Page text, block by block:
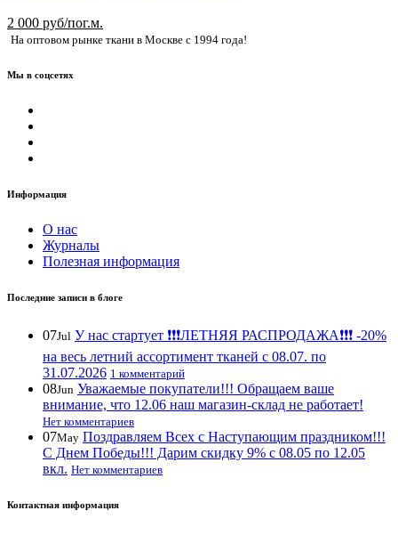
2 000 руб/пог.м.
На оптовом рынке ткани в Москве с 1994 года!
Мы в соцсетях
Информация
О нас
Журналы
Полезная информация
Последние записи в блоге
07Jul У нас стартует ❗️❗️❗️ЛЕТНЯЯ РАСПРОДАЖА❗️❗️❗️ -20%
на весь летний ассортимент тканей с 08.07. по
31.07.2026 1 комментарий
08Jun Уважаемые покупатели!!! Обращаем ваше
внимание, что 12.06 наш магазин-склад не работает!
Нет комментариев
07May Поздравляем Всех с Наступающим праздником!!!
С Днем Победы!!! Дарим скидку 9% с 08.05 по 12.05
вкл. Нет комментариев
Контактная информация